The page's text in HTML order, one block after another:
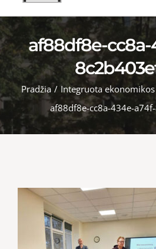
af88df8e-cc8a-
Pradžia / Integruota
af88df8e-cc8a-434e-